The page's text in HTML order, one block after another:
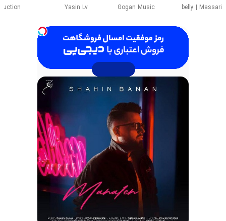
belly | Massari
Gogan Music
Yasin Lv